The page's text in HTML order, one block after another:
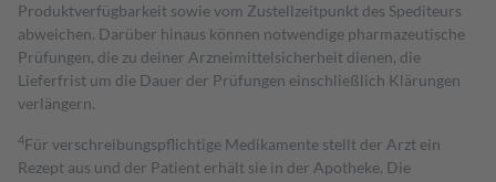
Produktverfügbarkeit sowie vom Zustellzeitpunkt des Spediteurs
abweichen. Darüber hinaus können notwendige pharmazeutische
Prüfungen, die zu deiner Arzneimittelsicherheit dienen, die
Lieferfrist um die Dauer der Prüfungen einschließlich Klärungen
verlängern.
4Für verschreibungspflichtige Medikamente stellt der Arzt ein
Rezept aus und der Patient erhält sie in der Apotheke. Die